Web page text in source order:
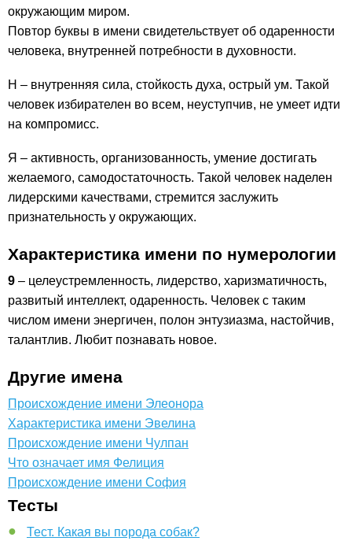
окружающим миром.
Повтор буквы в имени свидетельствует об одаренности
человека, внутренней потребности в духовности.
Н – внутренняя сила, стойкость духа, острый ум. Такой
человек избирателен во всем, неуступчив, не умеет идти
на компромисс.
Я – активность, организованность, умение достигать
желаемого, самодостаточность. Такой человек наделен
лидерскими качествами, стремится заслужить
признательность у окружающих.
Характеристика имени по нумерологии
9 – целеустремленность, лидерство, харизматичность,
развитый интеллект, одаренность. Человек с таким
числом имени энергичен, полон энтузиазма, настойчив,
талантлив. Любит познавать новое.
Другие имена
Происхождение имени Элеонора
Характеристика имени Эвелина
Происхождение имени Чулпан
Что означает имя Фелиция
Происхождение имени София
Тесты
Тест. Какая вы порода собак?